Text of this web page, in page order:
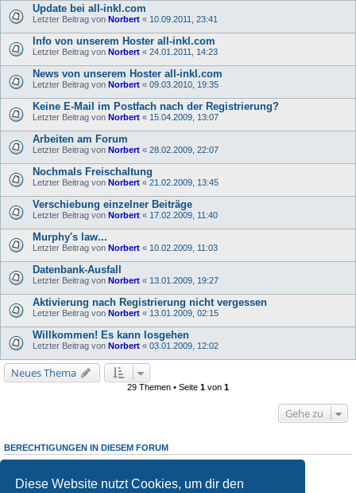
Diese Website nutzt Cookies, um dir den
Update bei all-inkl.com
Letzter Beitrag von Norbert « 10.09.2011, 23:41
Info von unserem Hoster all-inkl.com
Letzter Beitrag von Norbert « 24.01.2011, 14:23
News von unserem Hoster all-inkl.com
Letzter Beitrag von Norbert « 09.03.2010, 19:35
Keine E-Mail im Postfach nach der Registrierung?
Letzter Beitrag von Norbert « 15.04.2009, 13:07
Arbeiten am Forum
Letzter Beitrag von Norbert « 28.02.2009, 22:07
Nochmals Freischaltung
Letzter Beitrag von Norbert « 21.02.2009, 13:45
Verschiebung einzelner Beiträge
Letzter Beitrag von Norbert « 17.02.2009, 11:40
Murphy's law...
Letzter Beitrag von Norbert « 10.02.2009, 11:03
Datenbank-Ausfall
Letzter Beitrag von Norbert « 13.01.2009, 19:27
Aktivierung nach Registrierung nicht vergessen
Letzter Beitrag von Norbert « 13.01.2009, 02:15
Willkommen! Es kann losgehen
Letzter Beitrag von Norbert « 03.01.2009, 12:02
Neues Thema
29 Themen • Seite 1 von 1
Gehe zu
BERECHTIGUNGEN IN DIESEM FORUM
Du darfstkeineneuen Themen in diesem Forum erstellen.
Du darfst deine Beiträge in diesem Forumnichtändern.